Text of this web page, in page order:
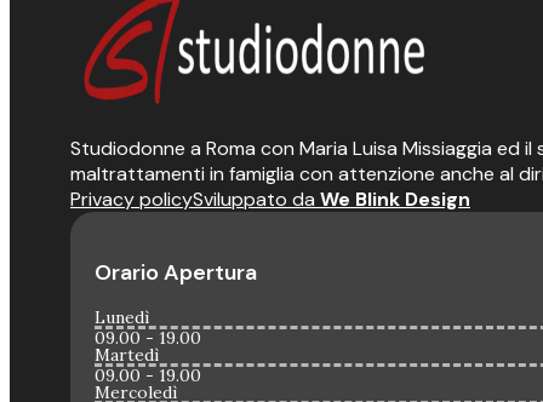
Studiodonne a Roma con Maria Luisa Missiaggia ed
maltrattamenti in famiglia con attenzione anche al
Privacy policySviluppato da We Blink Design
Orario Apertura
Lunedì
09.00 - 19.00
Martedì
09.00 - 19.00
Mercoledì